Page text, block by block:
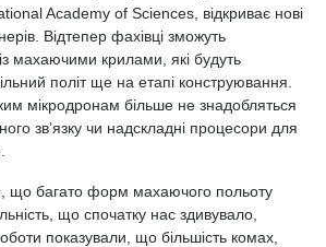
Academy of Sciences, відкриває нові
Відтепер фахівці зможуть
махаючими крилами, які будуть
політ ще на етапі конструювання.
мікродронам більше не знадобляться
зв’язку чи надскладні процесори для
що багато форм махаючого польоту
що спочатку нас здивувало,
показували, що більшість комах,